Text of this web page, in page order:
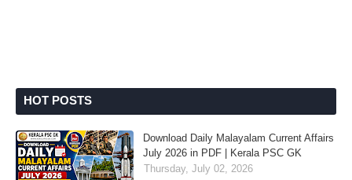
HOT POSTS
Download Daily Malayalam Current Affairs
July 2026 in PDF | Kerala PSC GK
Thursday, July 02, 2026